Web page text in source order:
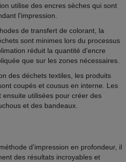
utilise des encres sèches qui sont
l'impression.
de transfert de colorant, la
sont minimes lors du processus
réduit la quantité d'encre
que sur les zones nécessaires.
des déchets textiles, les produits
coupés et cousus en interne. Les
utilisées pour créer des
et des bandeaux.
d'impression en profondeur, il
des résultats incroyables et